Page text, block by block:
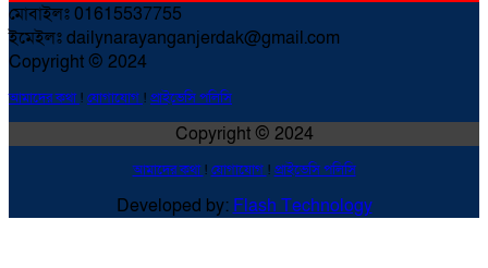
মোবাইলঃ 01615537755
ইমেইলঃ dailynarayanganjerdak@gmail.com
Copyright © 2024
আমাদের কথা! যোগাযোগ ! প্রাইভেসি পলিসি
Copyright © 2024
আমাদের কথা! যোগাযোগ ! প্রাইভেসি পলিসি
Developed by: Flash Technology